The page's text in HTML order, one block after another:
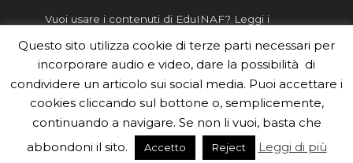
Vuoi usare i contenuti di EduINAF? Leggi i
Informativa sulla Privacy
Informatva sui Cookie
Per la rubrica de l'Astronomo risponde, per
inviarci le tue foto o i tuoi contributi, scrivici a
redazione.edu [chiocciola] inaf.it oppure
il form
Questo sito utilizza cookie di terze parti necessari per
incorporare audio e video, dare la possibilità di
condividere un articolo sui social media. Puoi accettare i
cookies cliccando sul bottone o, semplicemente,
continuando a navigare. Se non li vuoi, basta che
abbondoni il sito.
Accetto Reject Leggi di più